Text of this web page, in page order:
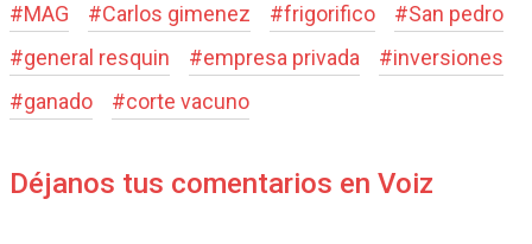
#MAG #Carlos gimenez #frigorifico #San pedro
#general resquin #empresa privada #inversiones
#ganado #corte vacuno
Déjanos tus comentarios en Voiz